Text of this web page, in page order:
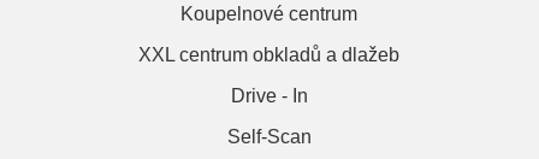
Koupelnové centrum
XXL centrum obkladů a dlažeb
Drive - In
Self-Scan